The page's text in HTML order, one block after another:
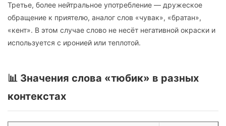
Третье, более нейтральное употребление — дружеское
обращение к приятелю, аналог слов «чувак», «братан»,
«кент». В этом случае слово не несёт негативной окраски и
используется с иронией или теплотой.
📊 Значения слова «тюбик» в разных
контекстах